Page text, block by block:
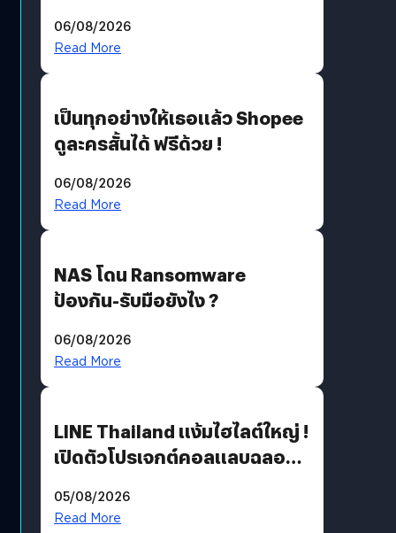
?
06/08/2026
Read More
เป็นทุกอย่างให้เธอแล้ว Shopee
ดูละครสั้นได้ ฟรีด้วย !
06/08/2026
Read More
NAS โดน Ransomware
ป้องกัน-รับมือยังไง ?
06/08/2026
Read More
LINE Thailand แง้มไฮไลต์ใหญ่ !
เปิดตัวโปรเจกต์คอลแลบฉลอง
Moon x LINE FRIENDS
05/08/2026
Read More